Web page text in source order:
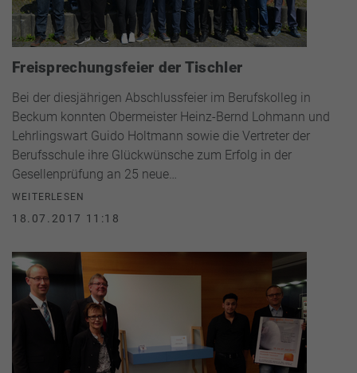
Freisprechungsfeier der Tischler
Bei der diesjährigen Abschlussfeier im Berufskolleg in
Beckum konnten Obermeister Heinz-Bernd Lohmann und
Lehrlingswart Guido Holtmann sowie die Vertreter der
Berufsschule ihre Glückwünsche zum Erfolg in der
Gesellenprüfung an 25 neue…
WEITERLESEN
18.07.2017 11:18